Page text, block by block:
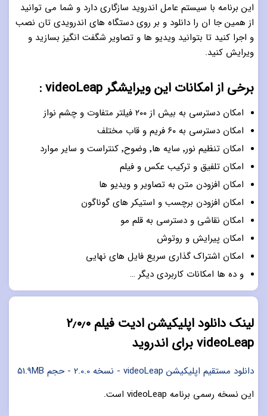
این برنامه با سیستم عامل اندروید سازگاری دارد و شما می توانید
از همین جا ان را دانلود و بر روی دستگاه های اندرویدی تان نصب
و اجرا کنید تا بتوانید ویدیو ها و تصاویر شگفت انگیز بسازید و
ویرایش کنید.
برخی از امکانات این ویرایشگر videoLeap :
امکان دسترسی به بیش از ۲٠٠ فیلتر متفاوت و چشم نواز
امکان دسترسی به ۶٠ فریم و قاب مختلف
امکان تنظیم نور٬ سایه ها٬ وضوح٬ کنتراست و سایر موارد
امکان تلفیق و ترکیب عکس و فیلم
امکان افزودن متن به تصاویر و ویدیو ها
امکان افزودن برچسب و استیکر های گوناگون
امکان نقاشی و دسترسی به قلم مو
امکان پیرایش و روتوش
امکان اشتراک گذاری سریع فایل های نهایی
و ده ها امکانات کاربردی دیگر …
لینک دانلود اپلیکیشن ادیت فیلم ۲٫۰٫۰
videoLeap برای اندروید
دانلود مستقیم اپلیکیشن videoLeap - نسخه 2.0.0 - حجم 51.9MB
این نسخه رسمی برنامه videoLeap است.